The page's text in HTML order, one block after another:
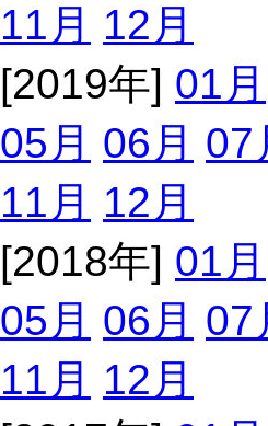
11月 12月
[2019年] 01月
05月 06月 07
11月 12月
[2018年] 01月
05月 06月 07
11月 12月